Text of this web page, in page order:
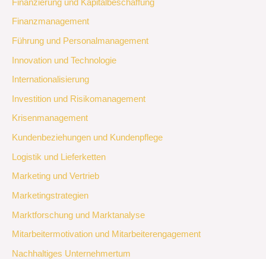
Finanzierung und Kapitalbeschaffung
Finanzmanagement
Führung und Personalmanagement
Innovation und Technologie
Internationalisierung
Investition und Risikomanagement
Krisenmanagement
Kundenbeziehungen und Kundenpflege
Logistik und Lieferketten
Marketing und Vertrieb
Marketingstrategien
Marktforschung und Marktanalyse
Mitarbeitermotivation und Mitarbeiterengagement
Nachhaltiges Unternehmertum